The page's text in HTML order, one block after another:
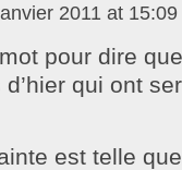
2011 at 15:09
pour dire
d’hier qui ont
est telle